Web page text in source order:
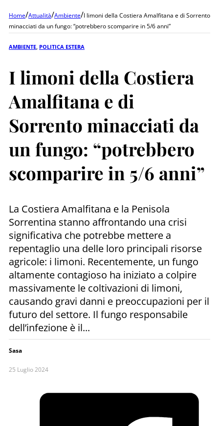
Home/Attualità/Ambiente/I limoni della Costiera Amalfitana e di Sorrento
minacciati da un fungo: “potrebbero scomparire in 5/6 anni”
AMBIENTE POLITICA ESTERA
I limoni della Costiera
Amalfitana e di
Sorrento minacciati da
un fungo: “potrebbero
scomparire in 5/6 anni”
La Costiera Amalfitana e la Penisola
Sorrentina stanno affrontando una crisi
significativa che potrebbe mettere a
repentaglio una delle loro principali risorse
agricole: i limoni. Recentemente, un fungo
altamente contagioso ha iniziato a colpire
massivamente le coltivazioni di limoni,
causando gravi danni e preoccupazioni per il
futuro del settore. Il fungo responsabile
dell’infezione è il...
Sasa
25 Luglio 2024